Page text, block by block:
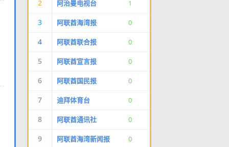
2 阿治曼电视台 1
3 阿联酋海湾报 0
4 阿联酋联合报 0
5 阿联酋宣言报 0
6 阿联酋国民报 0
7 迪拜体育台 0
8 阿联酋通讯社 0
9 阿联酋海湾新闻报 0